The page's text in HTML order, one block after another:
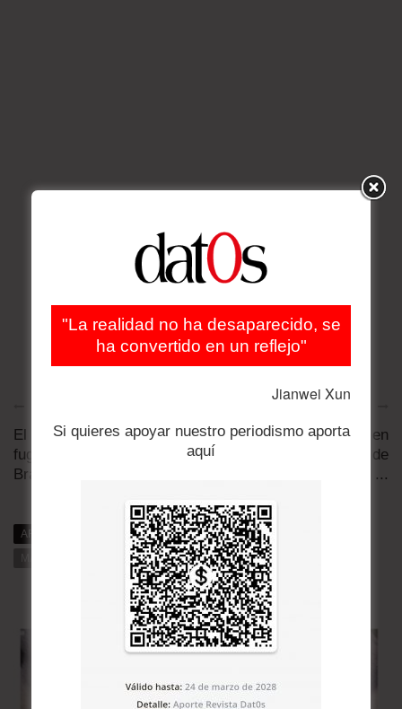
El contrabando genera
fuga de dólares a Perú,
Brasil y Argentina
Persiste el conflicto en
la Caja Nacional de
Salud y su personal ...
ARTÍCULOS RELACIONADOS
MÁS DE DAT0S
MÁS DE LA CATEGORÍA
"La realidad no ha desaparecido, se
ha convertido en un reflejo"
Jianwei Xun
Si quieres apoyar nuestro periodismo aporta
aquí